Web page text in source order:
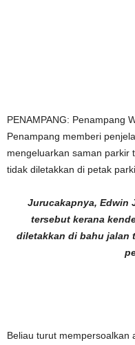
PENAMPANG: Penampang
Penampang memberi
mengeluarkan saman parkir
tidak diletakkan di petak
Jurucakapnya, Edwin
tersebut kerana
diletakkan di bahu jalan
Beliau turut mempersoalkan